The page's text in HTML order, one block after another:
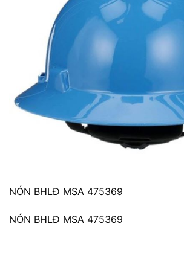
NÓN BHLĐ MSA 475369
NÓN BHLĐ MSA 475369